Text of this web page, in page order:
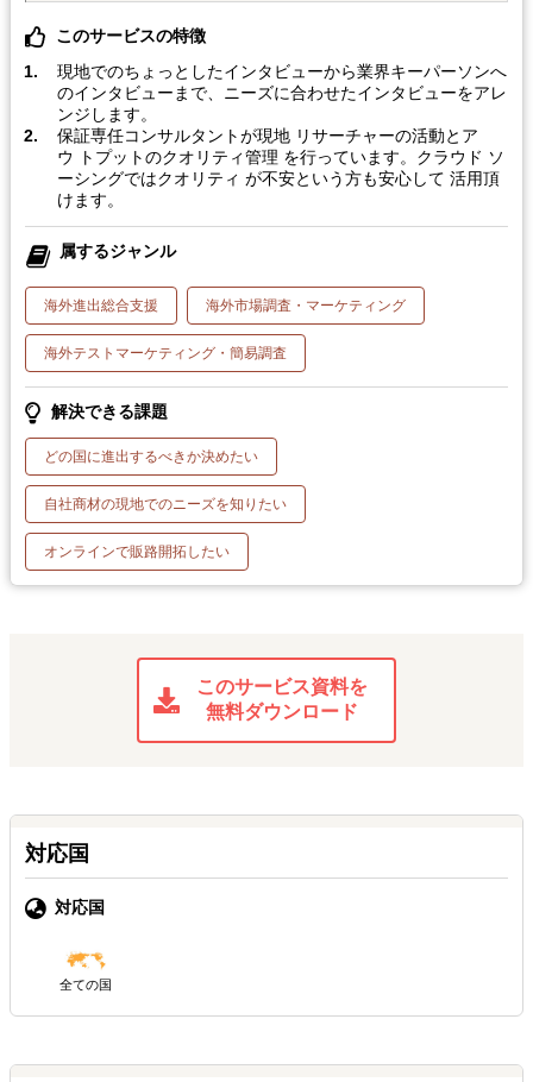
このサービスの特徴
現地でのちょっとしたインタビューから業界キーパーソンへ
のインタビューまで、ニーズに合わせたインタビューをアレ
ンジします。
保証専任コンサルタントが現地 リサーチャーの活動とア
ウ トプットのクオリティ管理 を行っています。クラウド ソ
ーシングではクオリティ が不安という方も安心して 活用頂
けます。
属するジャンル
海外進出総合支援 海外市場調査・マーケティング
海外テストマーケティング・簡易調査
解決できる課題
どの国に進出するべきか決めたい
自社商材の現地でのニーズを知りたい
オンラインで販路開拓したい
このサービス資料を
無料ダウンロード
対応国
対応国
全ての国